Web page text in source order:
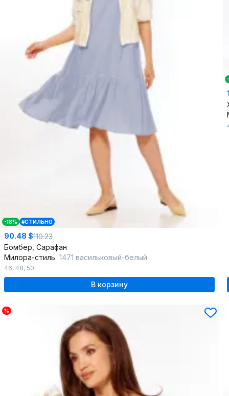
-18% #СТИЛЬНО
90.48 $110.23
Бомбер, Сарафан
Милора-стиль 1471 васильковый-белый
46, 48, 50
В корзину
%